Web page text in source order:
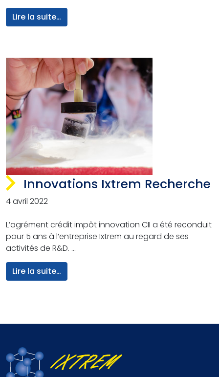
Lire la suite…
Innovations Ixtrem Recherche
4 avril 2022
L’agrément crédit impôt innovation CII a été reconduit
pour 5 ans à l’entreprise Ixtrem au regard de ses
activités de R&D. …
Lire la suite…